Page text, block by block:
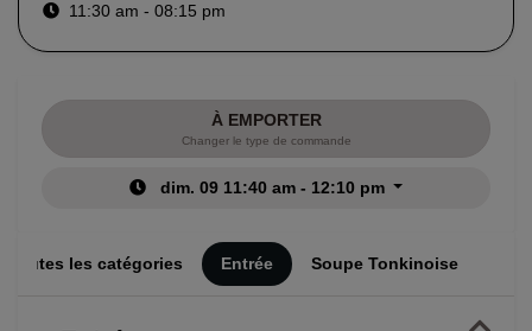
11:30 am - 08:15 pm
À EMPORTER
Changer le type de commande
dim. 09 11:40 am - 12:10 pm
Toutes les catégories Entrée Soupe Tonkinoise